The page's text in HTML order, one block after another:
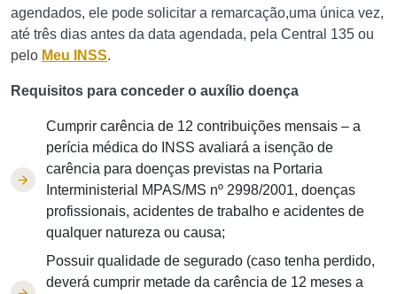
agendados, ele pode solicitar a remarcação,uma única vez,
até três dias antes da data agendada, pela Central 135 ou
pelo Meu INSS.
Requisitos para conceder o auxílio doença
Cumprir carência de 12 contribuições mensais – a
perícia médica do INSS avaliará a isenção de
carência para doenças previstas na Portaria
Interministerial MPAS/MS nº 2998/2001, doenças
profissionais, acidentes de trabalho e acidentes de
qualquer natureza ou causa;
Possuir qualidade de segurado (caso tenha perdido,
deverá cumprir metade da carência de 12 meses a